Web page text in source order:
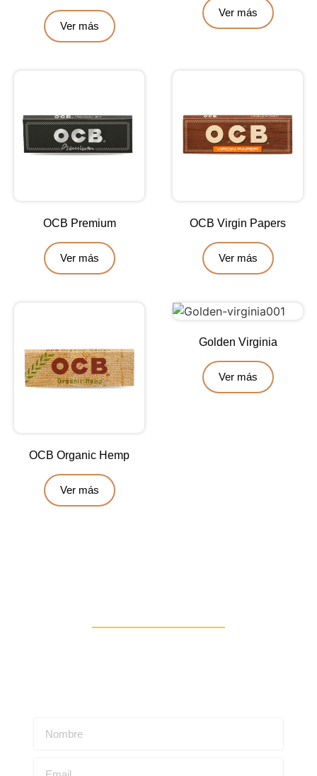
Ver más
Ver más
OCB Premium
Ver más
OCB Virgin Papers
Ver más
OCB Organic Hemp
Ver más
Golden Virginia
Ver más